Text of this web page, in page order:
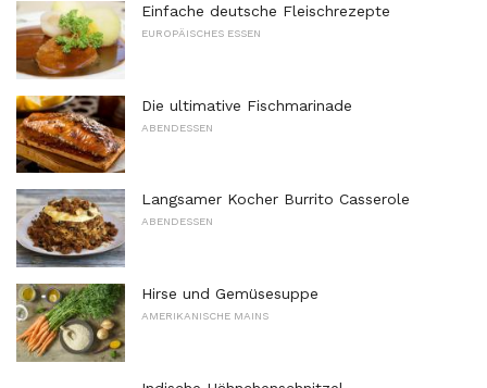
Einfache deutsche Fleischrezepte
EUROPÄISCHES ESSEN
Die ultimative Fischmarinade
ABENDESSEN
Langsamer Kocher Burrito Casserole
ABENDESSEN
Hirse und Gemüsesuppe
AMERIKANISCHE MAINS